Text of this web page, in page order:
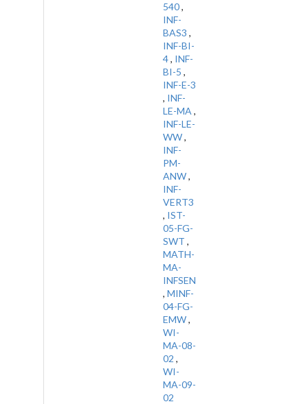
540,
INF-
BAS3 ,
INF-BI-
4, INF-
BI-5 ,
INF-E-3
, INF-
LE-MA ,
INF-LE-
WW,
INF-
PM-
ANW,
INF-
VERT3
, IST-
05-FG-
SWT ,
MATH-
MA-
INFSEN
, MINF-
04-FG-
EMW,
WI-
MA-08-
02 ,
WI-
MA-09-
02